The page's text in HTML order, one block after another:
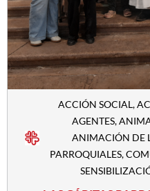
ACCIÓN SOCIAL,
AGENTES,
ANIMACIÓN DE
PARROQUIALES,